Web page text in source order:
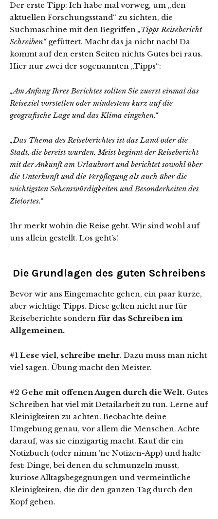
Der erste Tipp: Ich habe mal vorweg, um „den
aktuellen Forschungsstand“ zu sichten, die
Suchmaschine mit den Begriffen „Tipps Reisebericht
Schreiben“gefüttert. Macht das ja nicht nach! Da
kommt auf den ersten Seiten nichts Gutes bei raus.
Hier nur zwei der sogenannten „Tipps“:
„Am Anfang Ihres Berichtes sollten Sie zuerst einmal das
Reiseziel vorstellen oder mindestens kurz auf die
geografische Lage und das Klima eingehen.“
„Das Thema des Reiseberichtes ist das Land oder die
Stadt, die bereist wurden. Meist beginnt der Reisebericht
mit der Ankunft am Urlaubsort und berichtet sowohl über
die Unterkunft und die Verpflegung als auch über die
wichtigsten Sehenswürdigkeiten und Besonderheiten des
Zielortes.“
Ihr merkt wohin die Reise geht. Wir sind wohl auf
uns allein gestellt. Los geht’s!
Die Grundlagen des guten Schreibens
Bevor wir ans Eingemachte gehen, ein paar kurze,
aber wichtige Tipps. Diese gelten nicht nur für
Reiseberichte sondern für das Schreiben im
Allgemeinen.
#1 Lese viel, schreibe mehr. Dazu muss man nicht
viel sagen. Übung macht den Meister.
#2 Gehe mit offenen Augen durch die Welt. Gutes
Schreiben hat viel mit Detailarbeit zu tun. Lerne auf
Kleinigkeiten zu achten. Beobachte deine
Umgebung genau, vor allem die Menschen. Achte
darauf, was sie einzigartig macht. Kauf dir ein
Notizbuch (oder nimm ’ne Notizen-App) und halte
fest: Dinge, bei denen du schmunzeln musst,
kuriose Alltagsbegegnungen und vermeintliche
Kleinigkeiten, die dir den ganzen Tag durch den
Kopf gehen.